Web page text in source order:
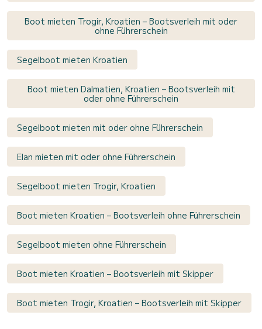
Boot mieten Trogir, Kroatien – Bootsverleih mit oder
ohne Führerschein
Segelboot mieten Kroatien
Boot mieten Dalmatien, Kroatien – Bootsverleih mit
oder ohne Führerschein
Segelboot mieten mit oder ohne Führerschein
Elan mieten mit oder ohne Führerschein
Segelboot mieten Trogir, Kroatien
Boot mieten Kroatien – Bootsverleih ohne Führerschein
Segelboot mieten ohne Führerschein
Boot mieten Kroatien – Bootsverleih mit Skipper
Boot mieten Trogir, Kroatien – Bootsverleih mit Skipper